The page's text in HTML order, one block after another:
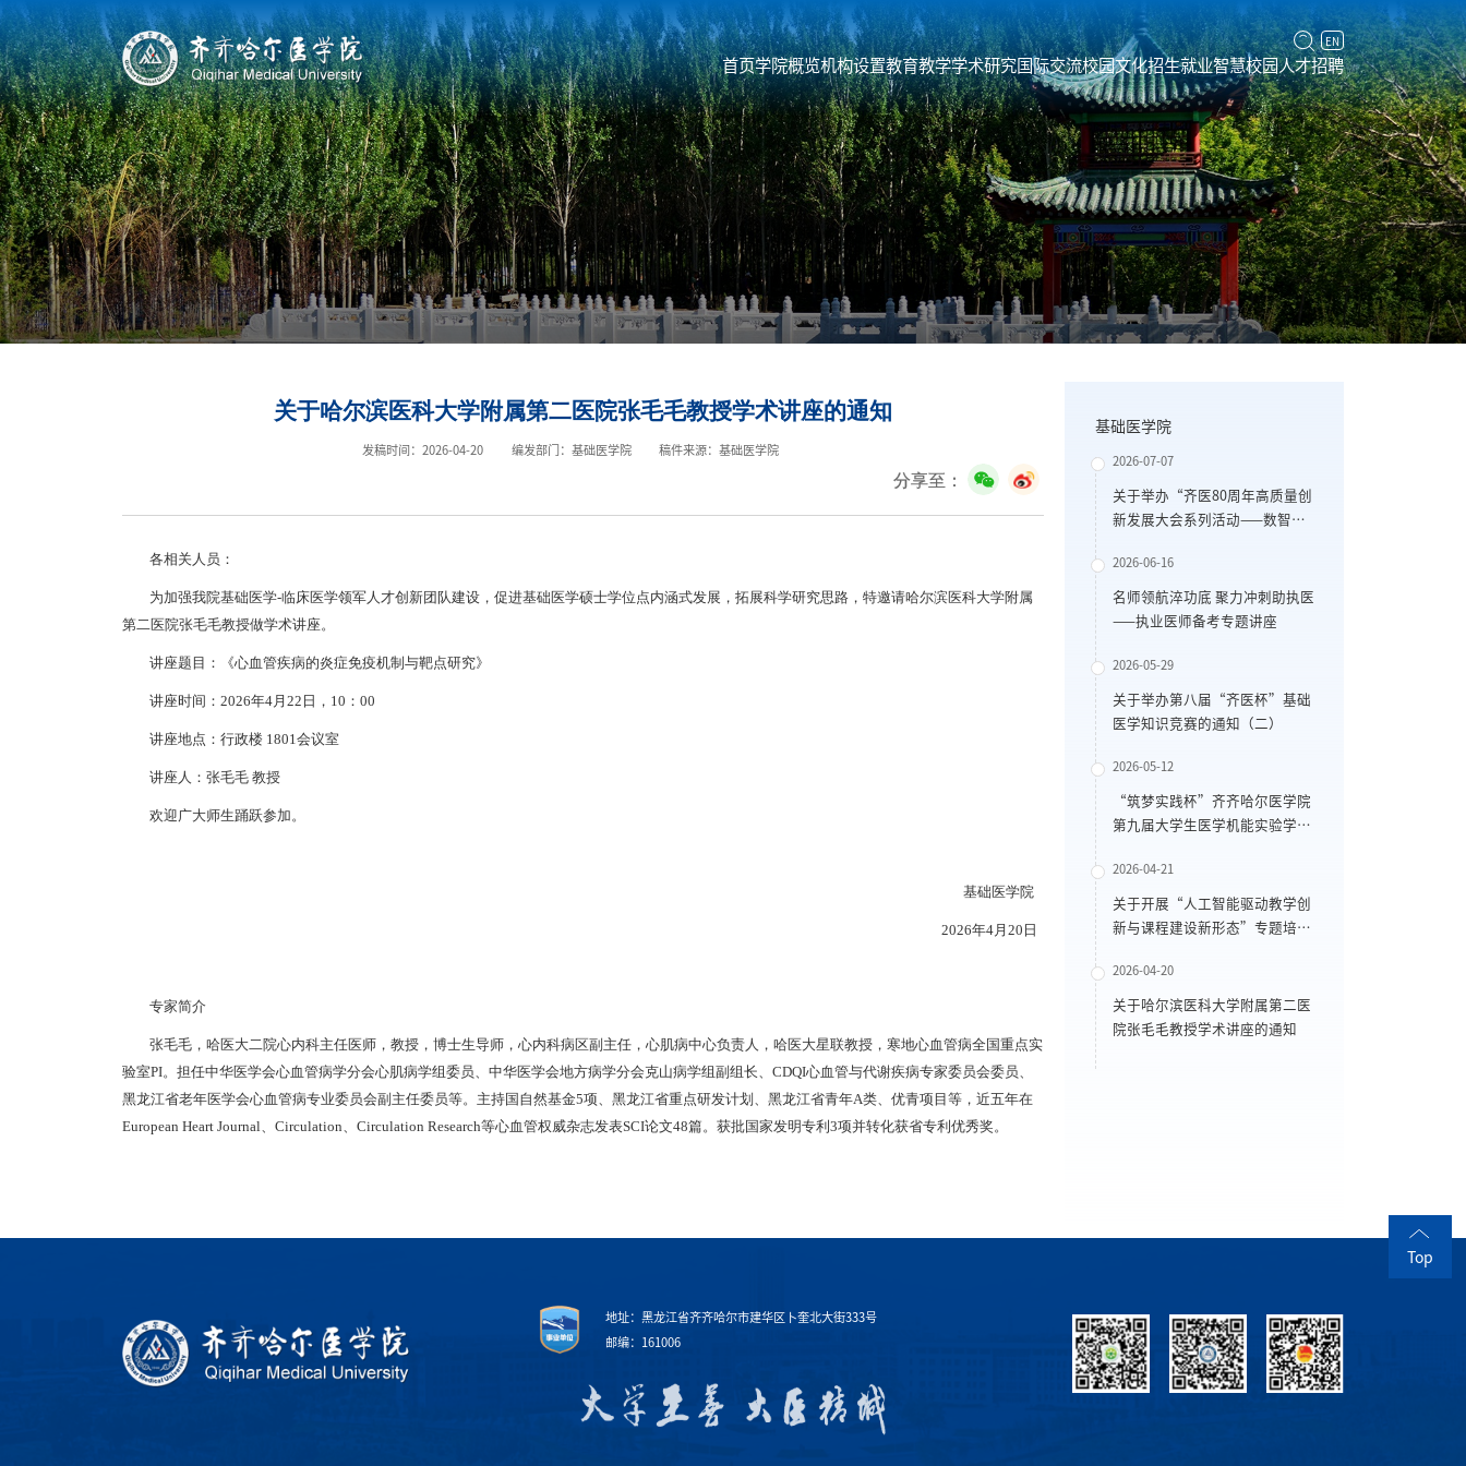
EN
首页学院概览机构设置教育教学学术研究国际交流校园文化招生就业智慧校园人才招聘
关于哈尔滨医科大学附属第二医院张毛毛教授学术讲座的通知
发稿时间：2026-04-20 编发部门：基础医学院 稿件来源：基础医学院
分享至：
各相关人员：
为加强我院基础医学-临床医学领军人才创新团队建设，促进基础医学硕士学位点内涵式发展，拓展科学研究思路，特邀请哈尔滨医科大学附属
第二医院张毛毛教授做学术讲座。
讲座题目：《心血管疾病的炎症免疫机制与靶点研究》
讲座时间：2026年4月22日，10：00
讲座地点：行政楼 1801会议室
讲座人：张毛毛 教授
欢迎广大师生踊跃参加。
基础医学院
2026年4月20日
专家简介
张毛毛，哈医大二院心内科主任医师，教授，博士生导师，心内科病区副主任，心肌病中心负责人，哈医大星联教授，寒地心血管病全国重点实
验室PI。担任中华医学会心血管病学分会心肌病学组委员、中华医学会地方病学分会克山病学组副组长、CDQI心血管与代谢疾病专家委员会委员、
黑龙江省老年医学会心血管病专业委员会副主任委员等。主持国自然基金5项、黑龙江省重点研发计划、黑龙江省青年A类、优青项目等，近五年在
European Heart Journal、Circulation、Circulation Research等心血管权威杂志发表SCI论文48篇。获批国家发明专利3项并转化获省专利优秀奖。
基础医学院
2026-07-07
关于举办“齐医80周年高质量创
新发展大会系列活动——数智生
药食同源资源与代谢性疾病防治
重点实验室学术会议”的通知
2026-06-16
名师领航淬功底 聚力冲刺助执医
——执业医师备考专题讲座
2026-05-29
关于举办第八届“齐医杯”基础
医学知识竞赛的通知（二）
2026-05-12
“筑梦实践杯”齐齐哈尔医学院
第九届大学生医学机能实验学技
2026-04-21
关于开展“人工智能驱动教学创
新与课程建设新形态”专题培训
2026-04-20
关于哈尔滨医科大学附属第二医
院张毛毛教授学术讲座的通知
Top
地址：黑龙江省齐齐哈尔市建华区卜奎北大街333号
邮编：161006